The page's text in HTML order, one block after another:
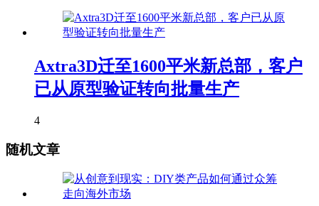
Axtra3D迁至1600平米新总部，客户
已从原型验证转向批量生产
4
随机文章